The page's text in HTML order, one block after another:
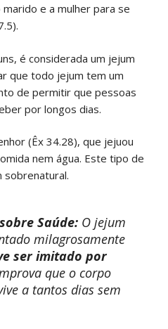
e a mulher para se
é considerada um jejum
que todo jejum tem um
de permitir que pessoas
por longos dias.
(Êx 34.28), que jejuou
nem água. Este tipo de
sobrenatural.
Saúde: O jejum
milagrosamente
ser imitado por
que o corpo
a tantos dias sem